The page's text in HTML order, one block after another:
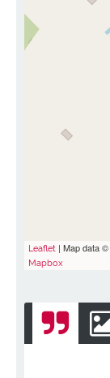
Leaflet | Map data ©
Mapbox